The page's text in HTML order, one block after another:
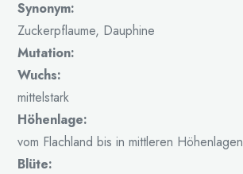
Synonym:
Zuckerpflaume, Dauphine
Mutation:
Wuchs:
mittelstark
Höhenlage:
vom Flachland bis in mittleren Höhenlagen
Blüte: